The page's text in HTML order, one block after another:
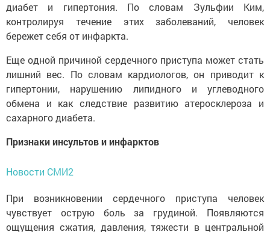
диабет и гипертония. По словам Зульфии Ким,
контролируя течение этих заболеваний, человек
бережет себя от инфаркта.
Еще одной причиной сердечного приступа может стать
лишний вес. По словам кардиологов, он приводит к
гипертонии, нарушению липидного и углеводного
обмена и как следствие развитию атеросклероза и
сахарного диабета.
Признаки инсультов и инфарктов
Новости СМИ2
При возникновении сердечного приступа человек
чувствует острую боль за грудиной. Появляются
ощущения сжатия, давления, тяжести в центральной